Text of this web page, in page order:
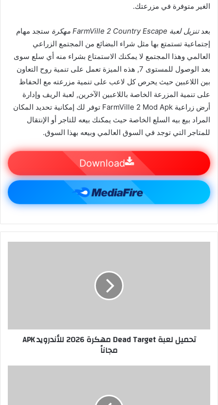
الغير متوفرة في مزرعتك.
بعدتنزيل لعبة FarmVille 2 Country Escape مهكرة
ستجد مهام
إجتماعية تستمتع بها مثل شراء البضائع من المجتمع الزراعي
العالمي وهذا المجتمع لا يمكنك الاستمتاع بشراء منه أي سلع سوى
بعد الوصول للمستوى 7, هذه الميزة تعمل على تنمية روح التعاون
بين اللاعبين حيث يحرص كل لاعب على تنمية مزرعته مع الحفاظ
على تنمية المزرعة الخاصة باللاعبين الآخرين, لعبة الريف وإدارة
أرض زراعية FarmVille 2 Mod Apk توفر لك إمكانية تحديد المكان
المراد بيع بيه السلع الخاصة حيث يمكنك بيعه للتاجر أو الإنتقال
للمتاجر التي توجد في السوق العالمي وبيعه بهذا السوق.
Download
تحميل لعبة Dead Target مهكرة 2026 للأندرويد APK
مجاناً